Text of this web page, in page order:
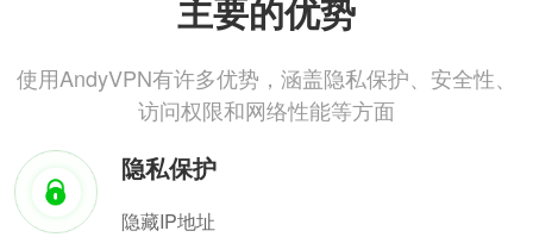
主要的优势
使用AndyVPN有许多优势，涵盖隐私保护、安全性、
访问权限和网络性能等方面
隐私保护
隐藏IP地址